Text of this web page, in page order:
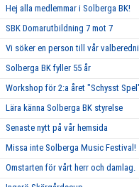
Hej alla medlemmar i Solberga BK!
SBK Domarutbildning 7 mot 7
Vi söker en person till vår
Solberga BK fyller 55 år
Workshop för 2:a året "Schysst
Lära känna Solberga BK styrelse
Senaste nytt på vår hemsida
Missa inte Solberga Music Festival!
Omstarten för vårt herr och damlag.